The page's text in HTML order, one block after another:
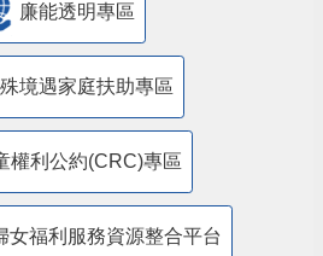
廉能透明專區
境遇家庭扶助專區
權利公約(CRC)專區
女福利服務資源整合平台